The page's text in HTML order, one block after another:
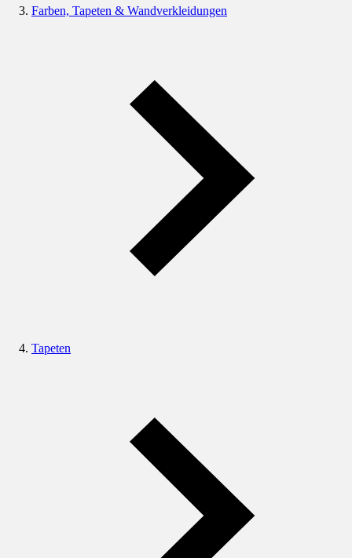
Farben, Tapeten & Wandverkleidungen
Tapeten